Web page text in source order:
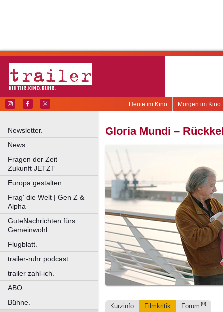
Morgen im Kino
Heute im Kino
Newsletter.
News.
Fragen der Zeit
Zukunft JETZT
Europa gestalten
Frag' die Welt | Gen Z &
Alpha
GuteNachrichten fürs
Gemeinwohl
Flugblatt.
trailer-ruhr podcast.
trailer zahl-ich.
ABO.
Bühne.
Gloria Mundi –
Kurzinfo Filmkritik Forum (0)